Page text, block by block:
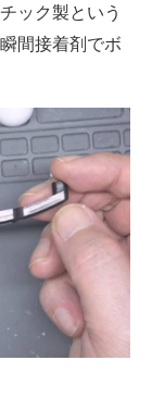
ック製という
間接着剤でボ